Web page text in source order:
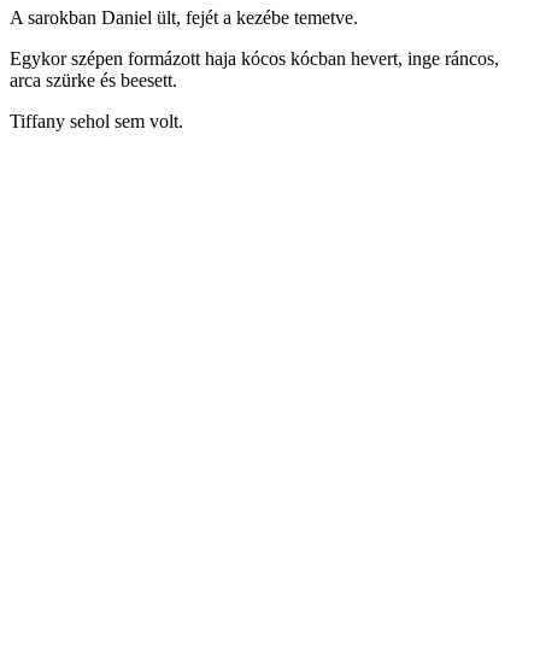
A sarokban Daniel ült, fejét a kezébe temetve.
Egykor szépen formázott haja kócos kócban hevert, inge ráncos,
arca szürke és beesett.
Tiffany sehol sem volt.